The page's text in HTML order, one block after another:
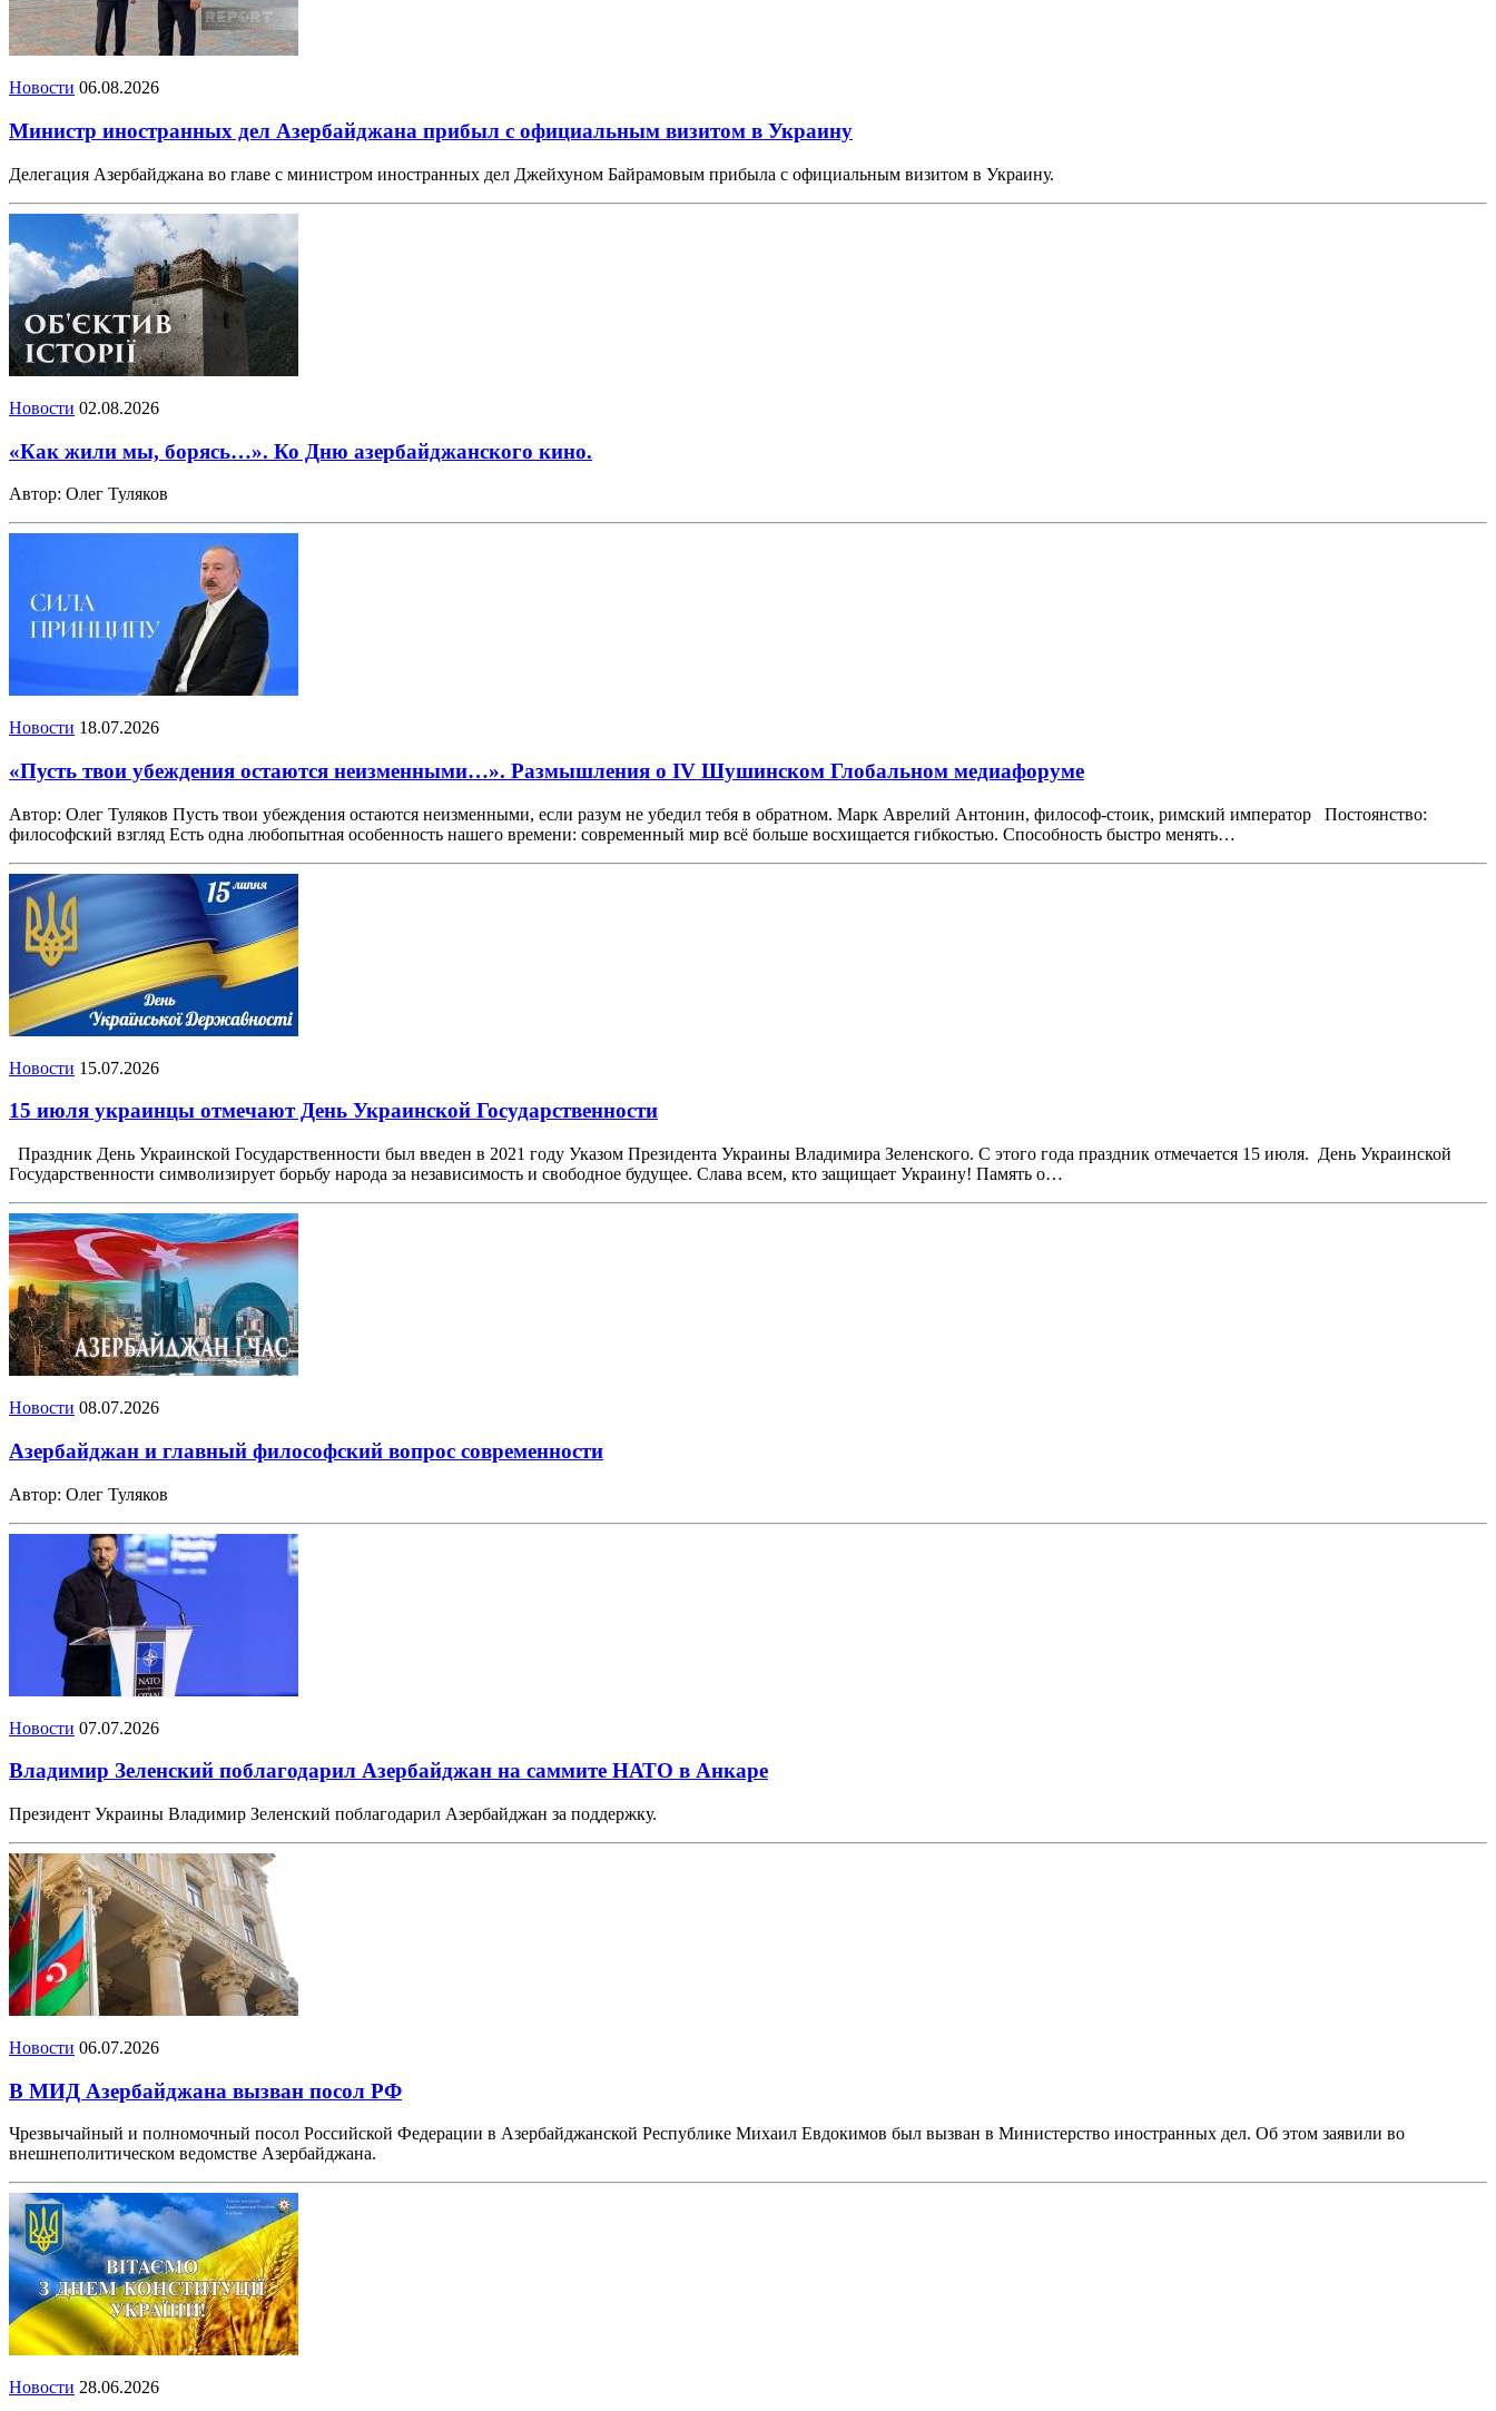
Новости 06.08.2026
Министр иностранных дел Азербайджана прибыл с официальным визитом в Украину
Делегация Азербайджана во главе с министром иностранных дел Джейхуном Байрамовым прибыла с официальным визитом в Украину.
Новости 02.08.2026
«Как жили мы, борясь…». Ко Дню азербайджанского кино.
Автор: Олег Туляков
Новости 18.07.2026
«Пусть твои убеждения остаются неизменными…». Размышления о IV Шушинском Глобальном медиафоруме
Автор: Олег Туляков Пусть твои убеждения остаются неизменными, если разум не убедил тебя в обратном. Марк Аврелий Антонин, философ-стоик, римский император Постоянство:
философский взгляд Есть одна любопытная особенность нашего времени: современный мир всё больше восхищается гибкостью. Способность быстро менять…
Новости 15.07.2026
15 июля украинцы отмечают День Украинской Государственности
Праздник День Украинской Государственности был введен в 2021 году Указом Президента Украины Владимира Зеленского. С этого года праздник отмечается 15 июля. День Украинской
Государственности символизирует борьбу народа за независимость и свободное будущее. Слава всем, кто защищает Украину! Память о…
Новости 08.07.2026
Азербайджан и главный философский вопрос современности
Автор: Олег Туляков
Новости 07.07.2026
Владимир Зеленский поблагодарил Азербайджан на саммите НАТО в Анкаре
Президент Украины Владимир Зеленский поблагодарил Азербайджан за поддержку.
Новости 06.07.2026
В МИД Азербайджана вызван посол РФ
Чрезвычайный и полномочный посол Российской Федерации в Азербайджанской Республике Михаил Евдокимов был вызван в Министерство иностранных дел. Об этом заявили во
внешнеполитическом ведомстве Азербайджана.
Новости 28.06.2026